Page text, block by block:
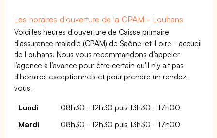
Les horaires d'ouverture de la CPAM - Louhans
Voici les heures d'ouverture de Caisse primaire
d'assurance maladie (CPAM) de Saône-et-Loire - accueil
de Louhans. Nous vous recommandons d’appeler
l’agence à l’avance pour être certain qu'il n'y ait pas
d'horaires exceptionnels et pour prendre un rendez-
vous.
Lundi
08h30 - 12h30 puis 13h30 - 17h00
Mardi
08h30 - 12h30 puis 13h30 - 17h00